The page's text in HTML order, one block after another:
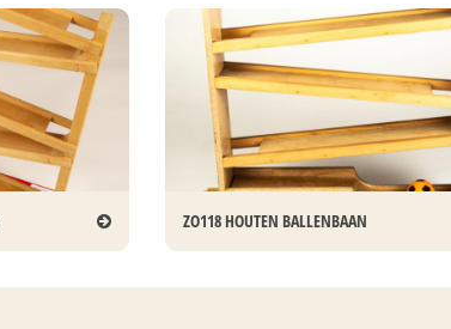
ZO118 HOUTEN BALLENBAAN